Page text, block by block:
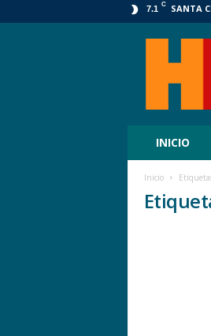
7.1 C SANTA
HDN
INICIO
Inicio